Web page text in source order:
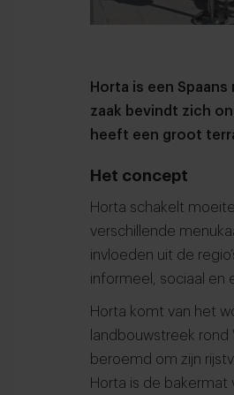
Horta is een
zaak bevindt zich
heeft een groot
Het concept
Horta schakelt
verschillende
invloeden uit de
informeel, sociaal en
Horta komt van het
landbouwstreek rond
beroemd om zijn
Horta is de bakermat